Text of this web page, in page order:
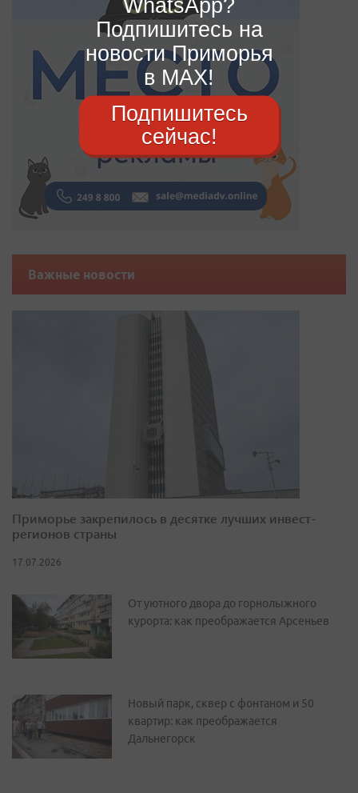
Важные новости
Приморье закрепилось в десятке лучших инвест-
регионов страны
17.07.2026
От уютного двора до горнолыжного
курорта: как преображается Арсеньев
Новый парк, сквер с фонтаном и 50
квартир: как преображается
Дальнегорск
WhatsApp?
Подпишитесь на
новости Приморья
в MAX!
Подпишитесь
сейчас!